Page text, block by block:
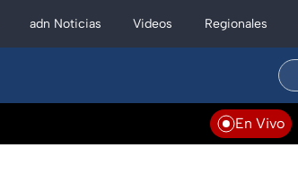
adn Noticias Videos Regionales
En Vivo